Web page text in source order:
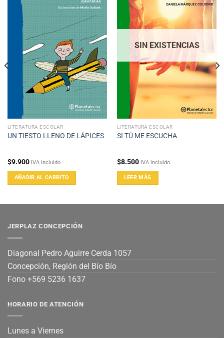
LITERATURA ESCOLAR
UN TIESTO LLENO DE LÁPICES
$9.900 IVA incluido
AÑADIR AL CARRITO
SIN EXISTENCIAS
LITERATURA ESCOLAR
SI TÚ ME ESCUCHA
$8.500 IVA incluido
LEER MÁS
JERPLAZ CONCEPCIÓN
Diagonal Pedro Aguirre Cerda 1057
Concepción, Región del Bío Bío
Fono +569 5236 1637
HORARIO DE ATENCIÓN
Lunes a Viernes